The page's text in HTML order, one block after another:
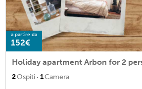
a partire da
152€
2Ospiti · 1Camera